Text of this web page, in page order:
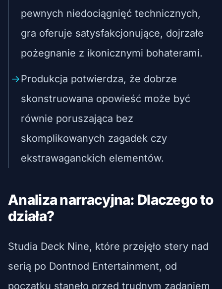
pewnych niedociągnięć technicznych,
gra oferuje satysfakcjonujące, dojrzałe
pożegnanie z ikonicznymi bohaterami.
Produkcja potwierdza, że dobrze
skonstruowana opowieść może być
równie poruszająca bez
skomplikowanych zagadek czy
ekstrawaganckich elementów.
Analiza narracyjna: Dlaczego to
działa?
Studia Deck Nine, które przejęło stery nad
serią po Dontnod Entertainment, od
początku stanęło przed trudnym zadaniem